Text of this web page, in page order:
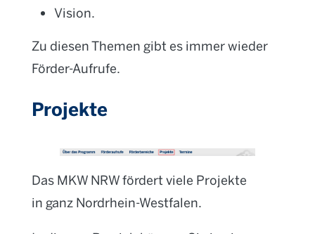
Vision.
Zu diesen Themen gibt es immer wieder
Förder-Aufrufe.
Projekte
Das MKW NRW fördert viele Projekte
in ganz Nordrhein-Westfalen.